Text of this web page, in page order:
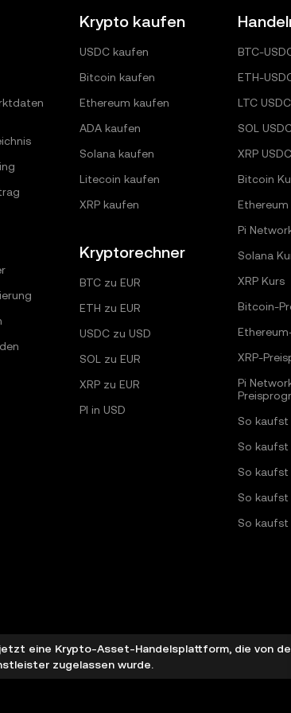
Krypto kaufen
USDC kaufen
Bitcoin kaufen
Ethereum kaufen
ADA kaufen
Solana kaufen
Litecoin kaufen
XRP kaufen
Kryptorechner
BTC zu EUR
ETH zu EUR
USDC zu USD
SOL zu EUR
XRP zu EUR
PI in USD
BTC-
ETH-
LTC USDC
SOL
XRP USDC
Bitcoin
Ethereum
Pi
Solana
XRP Kurs
Bitcoin-
XRP-
Pi
So
So
So
So kaufst
So kaufst
eine Krypto-Asset-Handelsplattform, die von
zugelassen wurde.